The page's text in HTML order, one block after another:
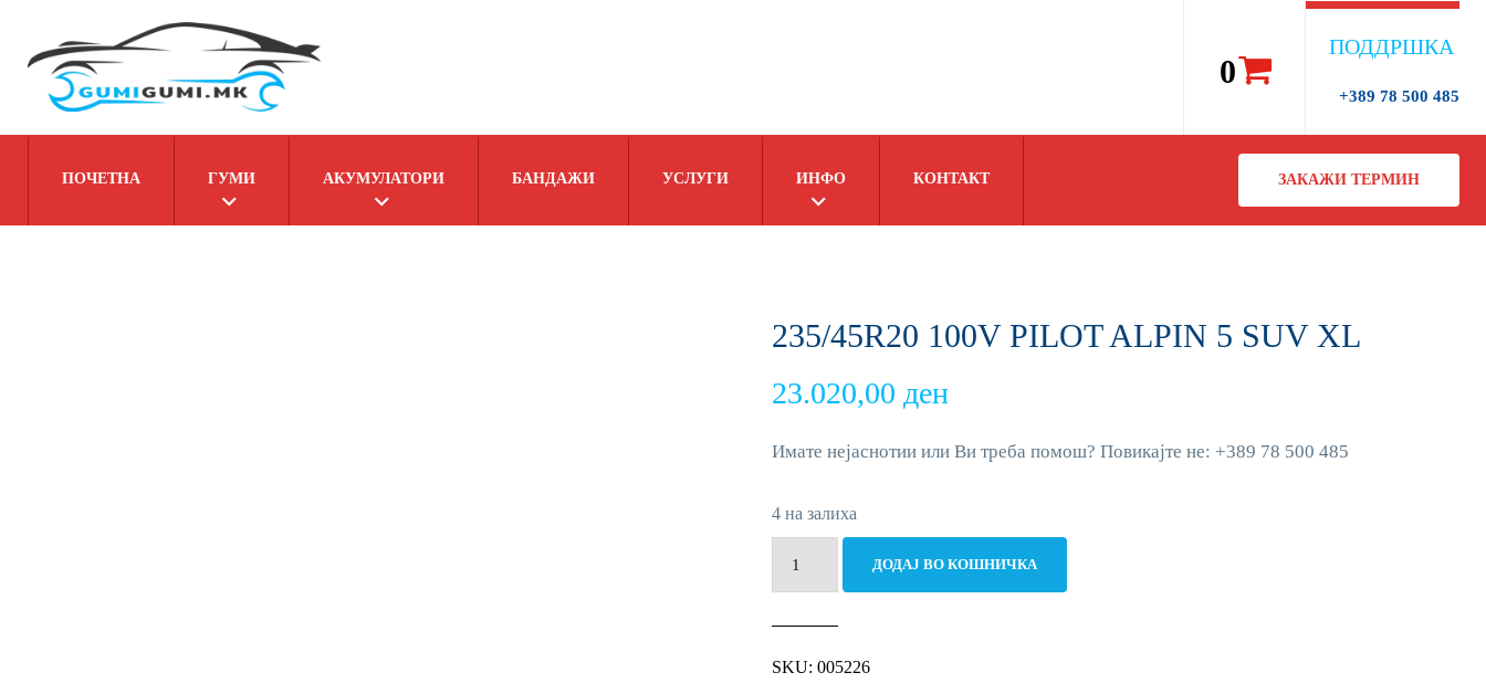
0
ПОДДРШКА
+389 78 500 485
ЗАКАЖИ ТЕРМИН
ПОЧЕТНА ГУМИ АКУМУЛАТОРИ БАНДАЖИ УСЛУГИ ИНФО КОНТАКТ
235/45R20 100V PILOT ALPIN 5 SUV XL
23.020,00 ден
Имате нејаснотии или Ви треба помош? Повикајте не: +389 78 500 485
4 на залиха
5
ДОДАЈ ВО КОШНИЧКА
SKU: 005226